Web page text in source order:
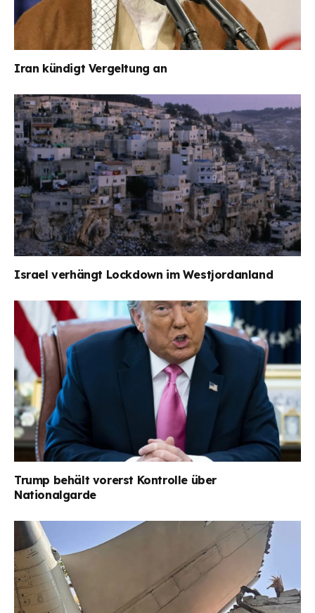
Iran kündigt Vergeltung an
Israel verhängt Lockdown im Westjordanland
Trump behält vorerst Kontrolle über
Nationalgarde